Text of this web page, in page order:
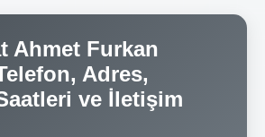
Ahmet Furkan
Adres,
ve İletişim